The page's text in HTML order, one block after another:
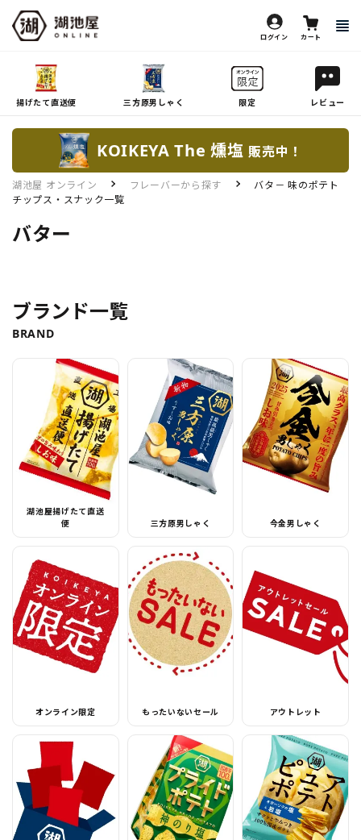
ログイン カート
揚げたて直送便 三方原男しゃく 限定 レビュー
KOIKEYA The 燻塩 販売中！
湖池屋 オンライン フレーバーから探す
バタ－ 味のポテト
チップス・スナック一覧
バター
ブランド一覧
BRAND
湖池屋揚げたて直送
便
三方原男しゃく 今金男しゃく
オンライン限定 もったいないセール アウトレット